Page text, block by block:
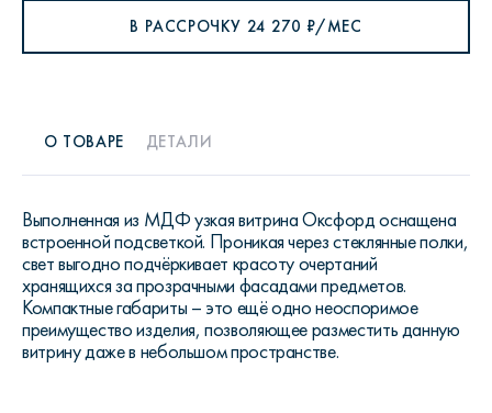
В РАССРОЧКУ 24 270 ₽/МЕС
О ТОВАРЕ ДЕТАЛИ
Выполненная из МДФ узкая витрина Оксфорд оснащена
встроенной подсветкой. Проникая через стеклянные полки,
свет выгодно подчёркивает красоту очертаний
хранящихся за прозрачными фасадами предметов.
Компактные габариты – это ещё одно неоспоримое
преимущество изделия, позволяющее разместить данную
витрину даже в небольшом пространстве.